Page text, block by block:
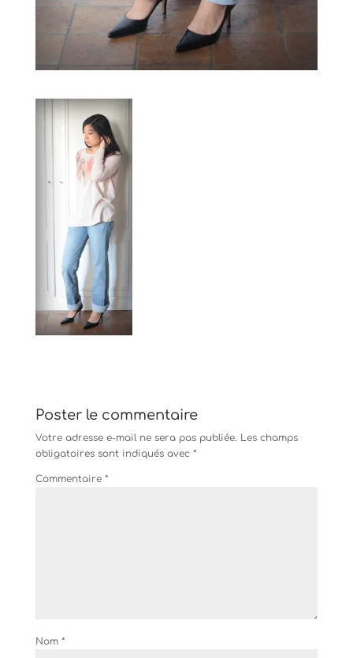
Poster le commentaire
Votre adresse e-mail ne sera pas publiée. Les champs
obligatoires sont indiqués avec *
Commentaire *
Nom *